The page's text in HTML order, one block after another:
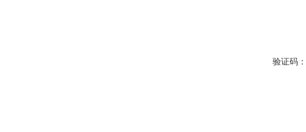
验证码：